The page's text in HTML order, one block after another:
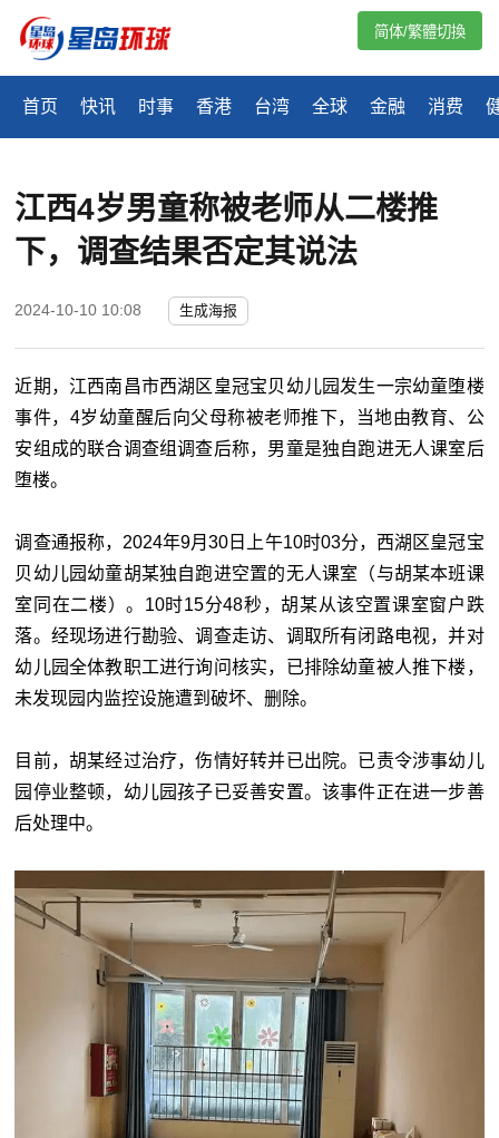
首页 快讯 时事 香港 台湾 全球 金融 消费
简体/繁體切換
江西4岁男童称被老师从二楼推
下，调查结果否定其说法
2024-10-10 10:08 生成海报
近期，江西南昌市西湖区皇冠宝贝幼儿园发生一宗幼童堕楼
事件，4岁幼童醒后向父母称被老师推下，当地由教育、公
安组成的联合调查组调查后称，男童是独自跑进无人课室后
堕楼。
调查通报称，2024年9月30日上午10时03分，西湖区皇冠宝
贝幼儿园幼童胡某独自跑进空置的无人课室（与胡某本班课
室同在二楼）。10时15分48秒，胡某从该空置课室窗户跌
落。经现场进行勘验、调查走访、调取所有闭路电视，并对
幼儿园全体教职工进行询问核实，已排除幼童被人推下楼，
未发现园内监控设施遭到破坏、删除。
目前，胡某经过治疗，伤情好转并已出院。已责令涉事幼儿
园停业整顿，幼儿园孩子已妥善安置。该事件正在进一步善
后处理中。